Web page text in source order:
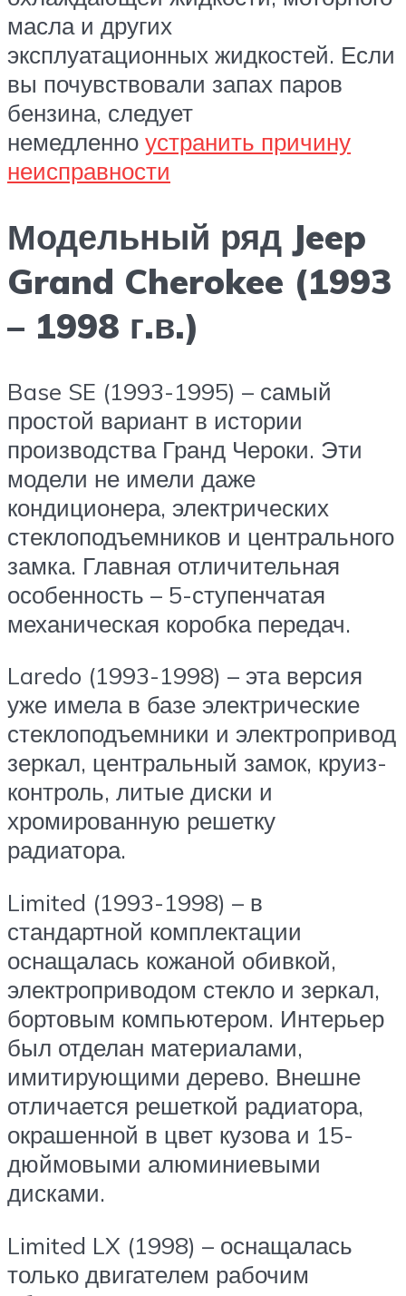
масла и других
эксплуатационных жидкостей. Если
вы почувствовали запах паров
бензина, следует
немедленно устранить причину
неисправности
Модельный ряд Jeep
Grand Cherokee (1993
– 1998 г.в.)
Base SE (1993-1995) – самый
простой вариант в истории
производства Гранд Чероки. Эти
модели не имели даже
кондиционера, электрических
стеклоподъемников и центрального
замка. Главная отличительная
особенность – 5-ступенчатая
механическая коробка передач.
Laredo (1993-1998) – эта версия
уже имела в базе электрические
стеклоподъемники и электропривод
зеркал, центральный замок, круиз-
контроль, литые диски и
хромированную решетку
радиатора.
Limited (1993-1998) – в
стандартной комплектации
оснащалась кожаной обивкой,
электроприводом стекло и зеркал,
бортовым компьютером. Интерьер
был отделан материалами,
имитирующими дерево. Внешне
отличается решеткой радиатора,
окрашенной в цвет кузова и 15-
дюймовыми алюминиевыми
дисками.
Limited LX (1998) – оснащалась
только двигателем рабочим